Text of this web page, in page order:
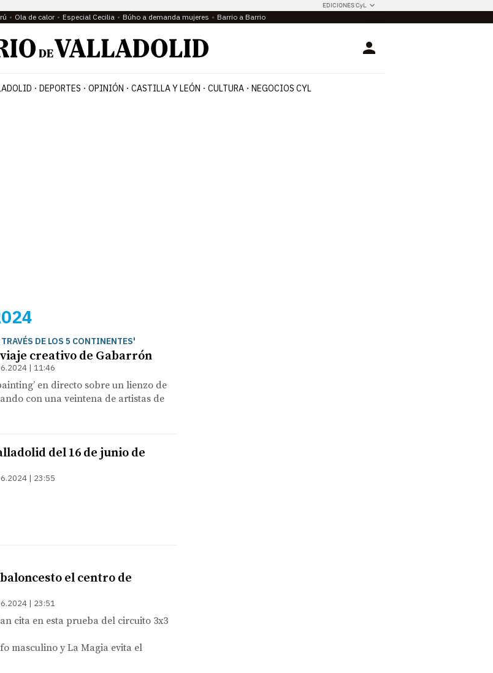
EDICIONES CyL
Ola de calor Especial Cecilia Búho a demanda mujeres Barrio a Barrio
Login
DEPORTES OPINIÓN CASTILLA Y LEÓN CULTURA NEGOCIOS CYL
DE LOS 5 CONTINENTES'
creativo de Gabarrón
| 11:46
en directo sobre un lienzo de
con una veintena de artistas de
del 16 de junio de
| 23:55
el centro de
| 23:51
cita en esta prueba del circuito 3x3
masculino y La Magia evita el